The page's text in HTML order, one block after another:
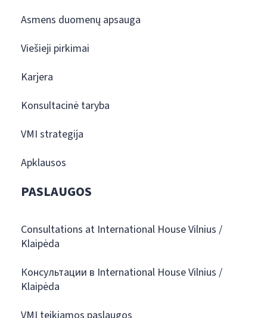
Asmens duomenų apsauga
Viešieji pirkimai
Karjera
Konsultacinė taryba
VMI strategija
Apklausos
PASLAUGOS
Consultations at International House Vilnius /
Klaipėda
Консультации в International House Vilnius /
Klaipėda